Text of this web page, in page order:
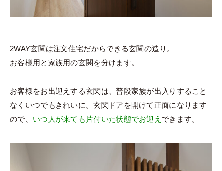
2WAY玄関は注文住宅だからできる玄関の造り。
お客様用と家族用の玄関を分けます。
お客様をお出迎えする玄関は、普段家族が出入りすること
なくいつでもきれいに。玄関ドアを開けて正面になります
ので、 いつ人が来ても片付いた状態でお迎え できます。